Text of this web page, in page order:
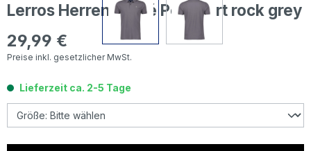
Lerros Herren Piqué Poloshirt rock grey
Regulärer Preis:
29,99 €
Preise inkl. gesetzlicher MwSt.
Lieferzeit ca. 2-5 Tage